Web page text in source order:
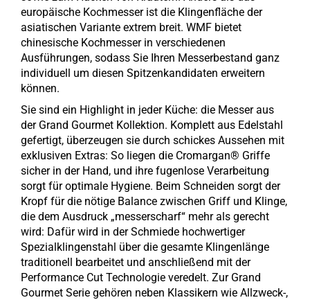
europäische Kochmesser ist die Klingenfläche der
asiatischen Variante extrem breit. WMF bietet
chinesische Kochmesser in verschiedenen
Ausführungen, sodass Sie Ihren Messerbestand ganz
individuell um diesen Spitzenkandidaten erweitern
können.
Sie sind ein Highlight in jeder Küche: die Messer aus
der Grand Gourmet Kollektion. Komplett aus Edelstahl
gefertigt, überzeugen sie durch schickes Aussehen mit
exklusiven Extras: So liegen die Cromargan® Griffe
sicher in der Hand, und ihre fugenlose Verarbeitung
sorgt für optimale Hygiene. Beim Schneiden sorgt der
Kropf für die nötige Balance zwischen Griff und Klinge,
die dem Ausdruck „messerscharf“ mehr als gerecht
wird: Dafür wird in der Schmiede hochwertiger
Spezialklingenstahl über die gesamte Klingenlänge
traditionell bearbeitet und anschließend mit der
Performance Cut Technologie veredelt. Zur Grand
Gourmet Serie gehören neben Klassikern wie Allzweck-,